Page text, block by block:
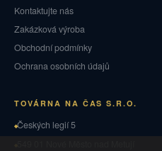
Kontaktujte nás
Zakázková výroba
Obchodní podmínky
Ochrana osobních údajů
TOVÁRNA NA ČAS S.R.O.
Českých legií 5